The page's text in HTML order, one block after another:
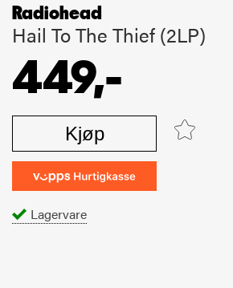
Radiohead
Hail To The Thief (2LP)
449,-
Kjøp
Lagervare